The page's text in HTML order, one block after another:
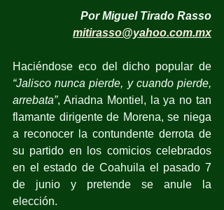
Por Miguel Tirado Rasso
mitirasso@yahoo.com.mx
“Jalisco nunca pierde, y cuando pierde,
arrebata”, Ariadna Montiel, la ya no tan
flamante dirigente de Morena, se niega
a reconocer la contundente derrota de
su partido en los comicios celebrados
en el estado de Coahuila el pasado 7
de junio y pretende se anule la
elección.